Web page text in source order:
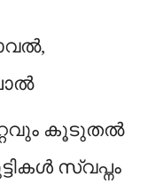
കൂടുതൽ
സ്വപ്നം